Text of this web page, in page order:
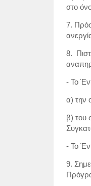
στο
7.
8.
- Το
α) την
β) του
- Το
9.